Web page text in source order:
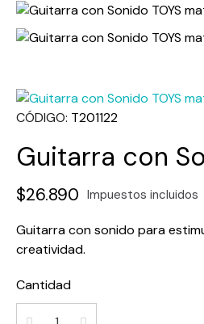
CÓDIGO T201122
Guitarra con
$26.890 Impuestos incluidos
Guitarra con sonido para
creatividad.
Cantidad